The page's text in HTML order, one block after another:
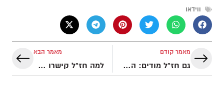
ווידאו
מאמר קודם
גם חז"ל מודים: המשיח הוא בן אלוהים! | המשיח בתלמוד – פרק 7
מאמר הבא
למה חז"ל קישרו את הגאולה לפסח בדיוק כמו ישוע? | המשיח בתלמוד – פרק 9